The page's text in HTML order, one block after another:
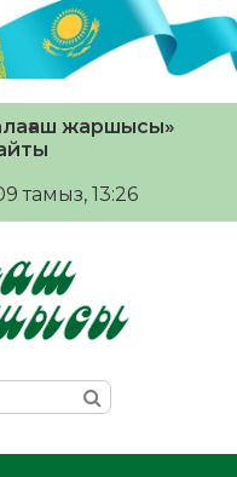
жаршысы»
тамыз, 13:26